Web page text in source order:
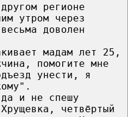
регионе
утром через
доволен
мадам лет 25,
помогите мне
унести, я
и не спешу
четвёртый